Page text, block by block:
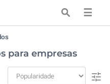
☰
para empresas